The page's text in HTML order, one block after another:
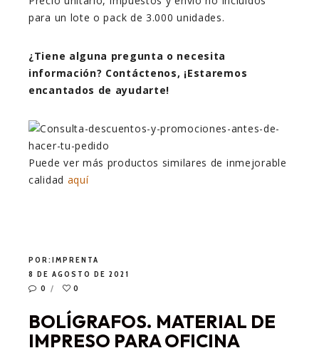
para un lote o pack de 3.000 unidades.
¿Tiene alguna pregunta o necesita
información? Contáctenos, ¡Estaremos
encantados de ayudarte!
Puede ver más productos similares de inmejorable
calidad aquí
POR:IMPRENTA
8 DE AGOSTO DE 2021
0
0
BOLÍGRAFOS. MATERIAL DE
IMPRESO PARA OFICINA